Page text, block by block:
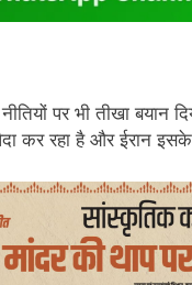
पर भी तीखा बयान
कर रहा है और ईरान